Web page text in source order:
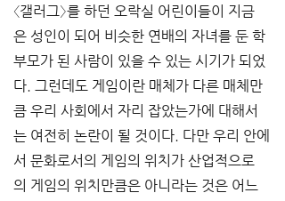
〈갤러그〉를 하던 오락실 어린이들이 지금
은 성인이 되어 비슷한 연배의 자녀를 둔 학
부모가 된 사람이 있을 수 있는 시기가 되었
다. 그런데도 게임이란 매체가 다른 매체만
큼 우리 사회에서 자리 잡았는가에 대해서
는 여전히 논란이 될 것이다. 다만 우리 안에
서 문화로서의 게임의 위치가 산업적으로
의 게임의 위치만큼은 아니라는 것은 어느